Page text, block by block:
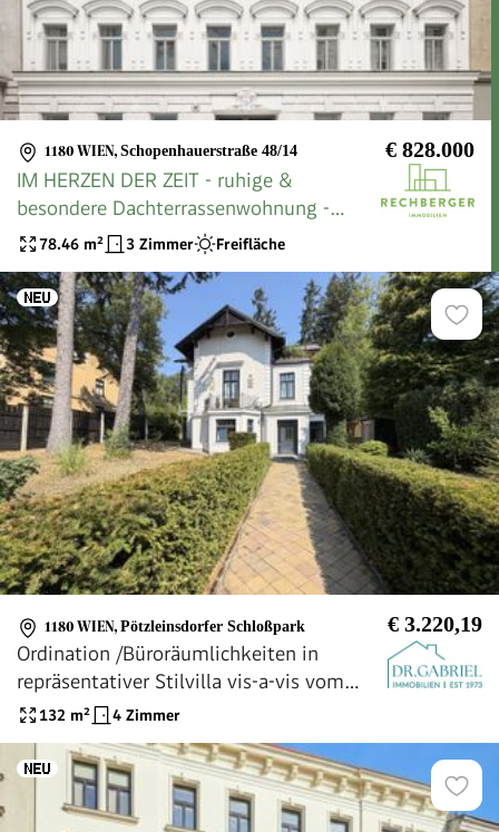
1180 WIEN, Schopenhauerstraße 48/14 € 828.000
IM HERZEN DER ZEIT - ruhige &
besondere Dachterrassenwohnung -
PROVISIONSFREI
78.46 m² 3 Zimmer Freifläche
1180 WIEN, Pötzleinsdorfer Schloßpark € 3.220,19
Ordination /Büroräumlichkeiten in
repräsentativer Stilvilla vis-a-vis vom
Pötzleinsdorfer Schloßpark
132 m² 4 Zimmer